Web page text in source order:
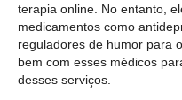
terapia online. No entanto,
medicamentos como
reguladores de humor para
bem com esses médicos
desses serviços.